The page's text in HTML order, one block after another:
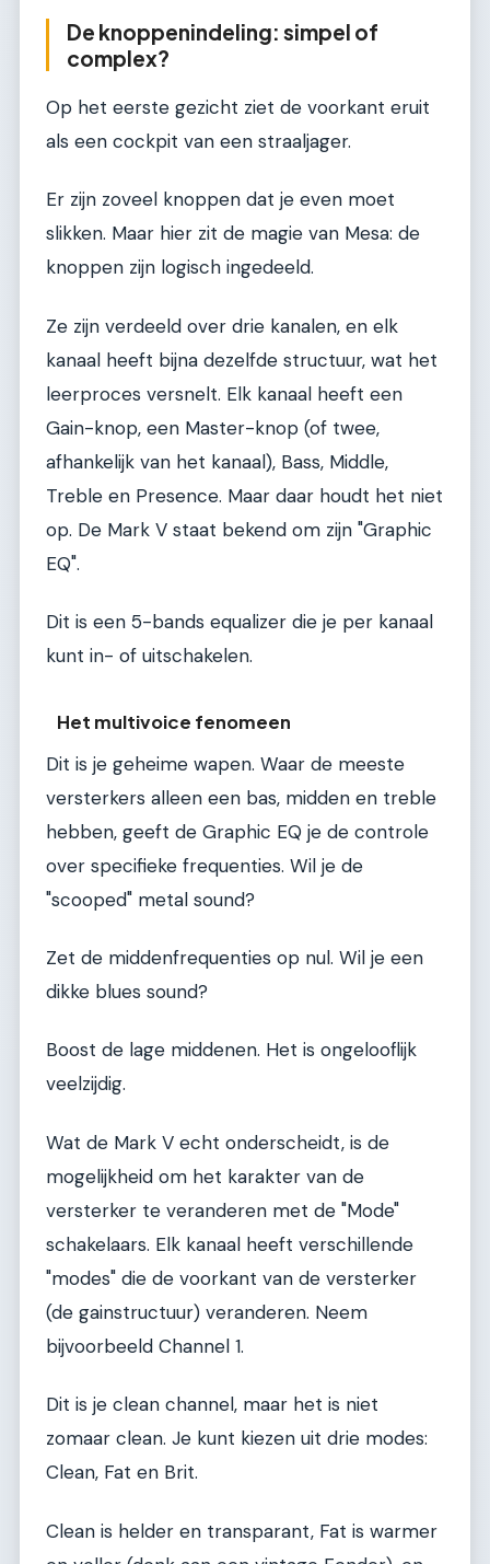
De knoppenindeling: simpel of
complex?
Op het eerste gezicht ziet de voorkant eruit
als een cockpit van een straaljager.
Er zijn zoveel knoppen dat je even moet
slikken. Maar hier zit de magie van Mesa: de
knoppen zijn logisch ingedeeld.
Ze zijn verdeeld over drie kanalen, en elk
kanaal heeft bijna dezelfde structuur, wat het
leerproces versnelt. Elk kanaal heeft een
Gain-knop, een Master-knop (of twee,
afhankelijk van het kanaal), Bass, Middle,
Treble en Presence. Maar daar houdt het niet
op. De Mark V staat bekend om zijn "Graphic
EQ".
Dit is een 5-bands equalizer die je per kanaal
kunt in- of uitschakelen.
Het multivoice fenomeen
Dit is je geheime wapen. Waar de meeste
versterkers alleen een bas, midden en treble
hebben, geeft de Graphic EQ je de controle
over specifieke frequenties. Wil je de
"scooped" metal sound?
Zet de middenfrequenties op nul. Wil je een
dikke blues sound?
Boost de lage middenen. Het is ongelooflijk
veelzijdig.
Wat de Mark V echt onderscheidt, is de
mogelijkheid om het karakter van de
versterker te veranderen met de "Mode"
schakelaars. Elk kanaal heeft verschillende
"modes" die de voorkant van de versterker
(de gainstructuur) veranderen. Neem
bijvoorbeeld Channel 1.
Dit is je clean channel, maar het is niet
zomaar clean. Je kunt kiezen uit drie modes:
Clean, Fat en Brit.
Clean is helder en transparant, Fat is warmer